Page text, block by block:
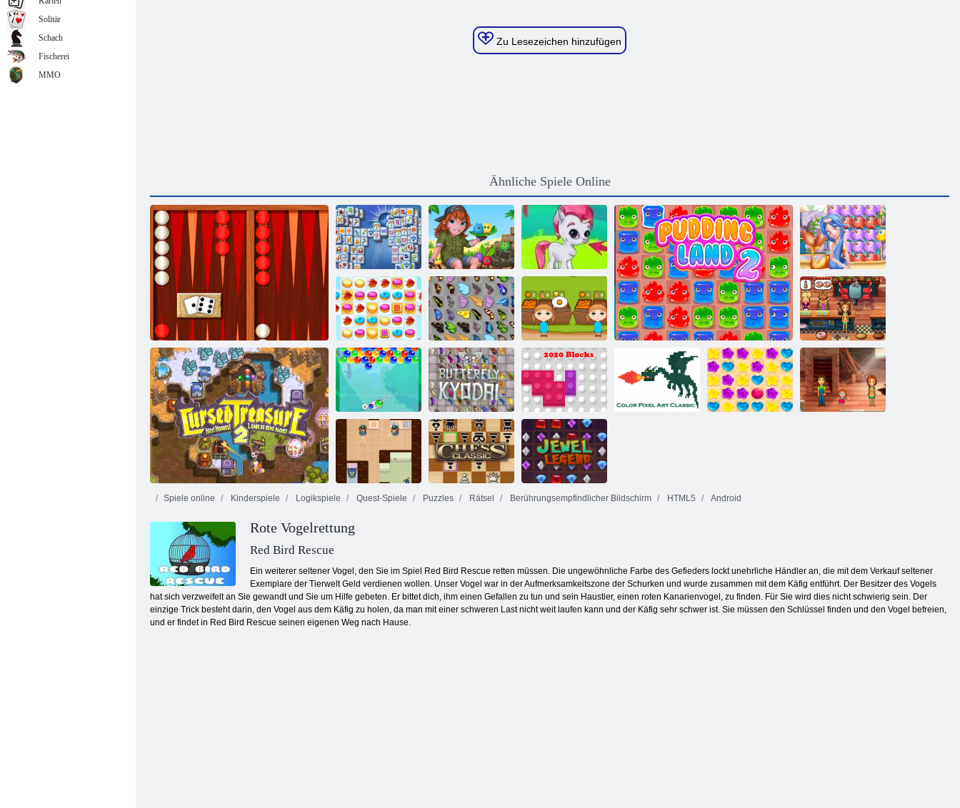
Zu Lesezeichen hinzufügen
Ähnliche Spiele Online
Backgammon Classic
Mahjong
Fortuna
Tabby -Insel
Bubble Gemes -
3 Gewinnt
Seemann Pop
Cookie Crush 2
Schmetterlings
Kyodai
Verfluchter Schatz 2
Orange Ranch
Köstliche
Emilys New
Beginning
Bubble Charms
Schmetterlings
Kyodai HD
2020 Blöcke
Spiele online Kinderspiele Logikspiele Quest-Spiele Puzzles Rätsel Berührungsempfindlicher Bildschirm HTML5 Android
Rote Vogelrettung
Red Bird Rescue
Ein weiterer seltener Vogel, den Sie im Spiel Red Bird Rescue retten müssen. Die ungewöhnliche Farbe des Gefieders lockt unehrliche Händler an, die mit dem Verkauf seltener
Exemplare der Tierwelt Geld verdienen wollen. Unser Vogel war in der Aufmerksamkeitszone der Schurken und wurde zusammen mit dem Käfig entführt. Der Besitzer des Vogels
hat sich verzweifelt an Sie gewandt und Sie um Hilfe gebeten. Er bittet dich, ihm einen Gefallen zu tun und sein Haustier, einen roten Kanarienvogel, zu finden. Für Sie wird dies nicht schwierig sein. Der
einzige Trick besteht darin, den Vogel aus dem Käfig zu holen, da man mit einer schweren Last nicht weit laufen kann und der Käfig sehr schwer ist. Sie müssen den Schlüssel finden und den Vogel befreien,
und er findet in Red Bird Rescue seinen eigenen Weg nach Hause.
Solitär
Schach
Fischerei
MMO